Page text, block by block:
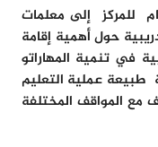
للمركز إلى معلمات
حول أهمية إقامة
في تنمية المهاراتو
طبيعة عملية التعليم
المواقف المختلفة